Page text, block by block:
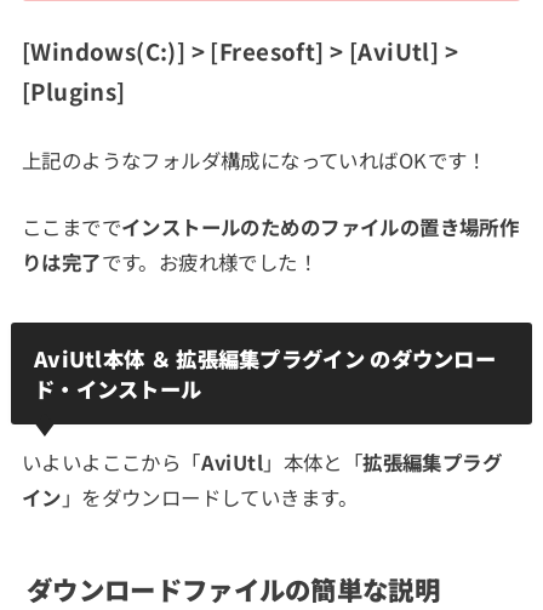
[Windows(C:)] > [Freesoft] > [AviUtl] >
[Plugins]
上記のようなフォルダ構成になっていればOKです！
ここまででインストールのためのファイルの置き場所作
りは完了です。お疲れ様でした！
AviUtl本体 ＆ 拡張編集プラグイン のダウンロー
ド・インストール
いよいよここから「AviUtl」本体と「拡張編集プラグ
イン 」をダウンロードしていきます。
ダウンロードファイルの簡単な説明